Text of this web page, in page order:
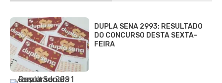
DUPLA SENA 2993: RESULTADO
DO CONCURSO DESTA SEXTA-
FEIRA